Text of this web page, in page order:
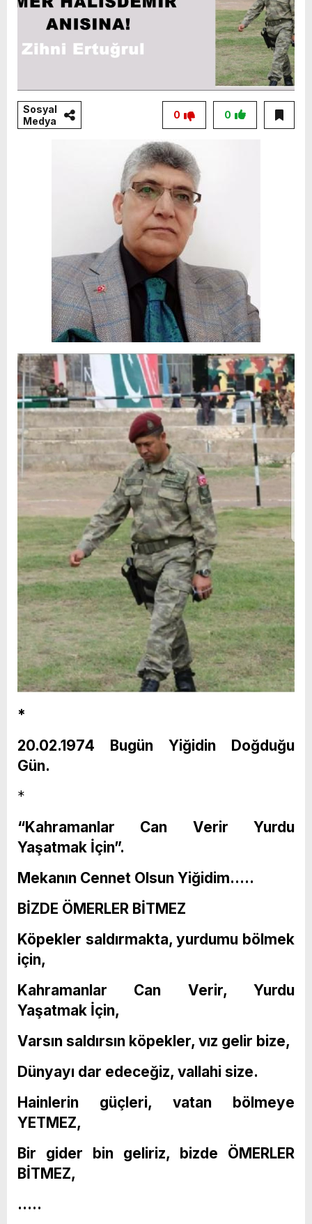
Sosyal
Medya
0
0
*
20.02.1974 Bugün Yiğidin Doğduğu
Gün.
*
“Kahramanlar Can Verir Yurdu
Yaşatmak İçin”.
Mekanın Cennet Olsun Yiğidim…..
BİZDE ÖMERLER BİTMEZ
Köpekler saldırmakta, yurdumu bölmek
için,
Kahramanlar Can Verir, Yurdu
Yaşatmak İçin,
Varsın saldırsın köpekler, vız gelir bize,
Dünyayı dar edeceğiz, vallahi size.
Hainlerin güçleri, vatan bölmeye
YETMEZ,
Bir gider bin geliriz, bizde ÖMERLER
BİTMEZ,
…..